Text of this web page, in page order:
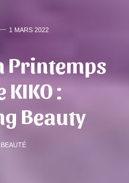
1 MARS 2022
Printemps
:
Beauty